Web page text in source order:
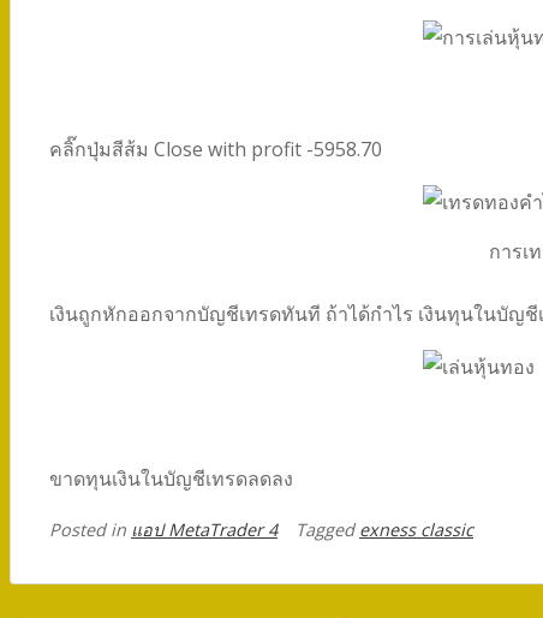
คลิ๊กปุ่มสีส้ม Close with profit -5958.70
การเ
เงินถูกหักออกจากบัญชีเทรดทันที ถ้าได้กำไร เงินทุนในบัญ
ขาดทุนเงินในบัญชีเทรดลดลง
Posted in แอป MetaTrader 4 Taggedexness classic